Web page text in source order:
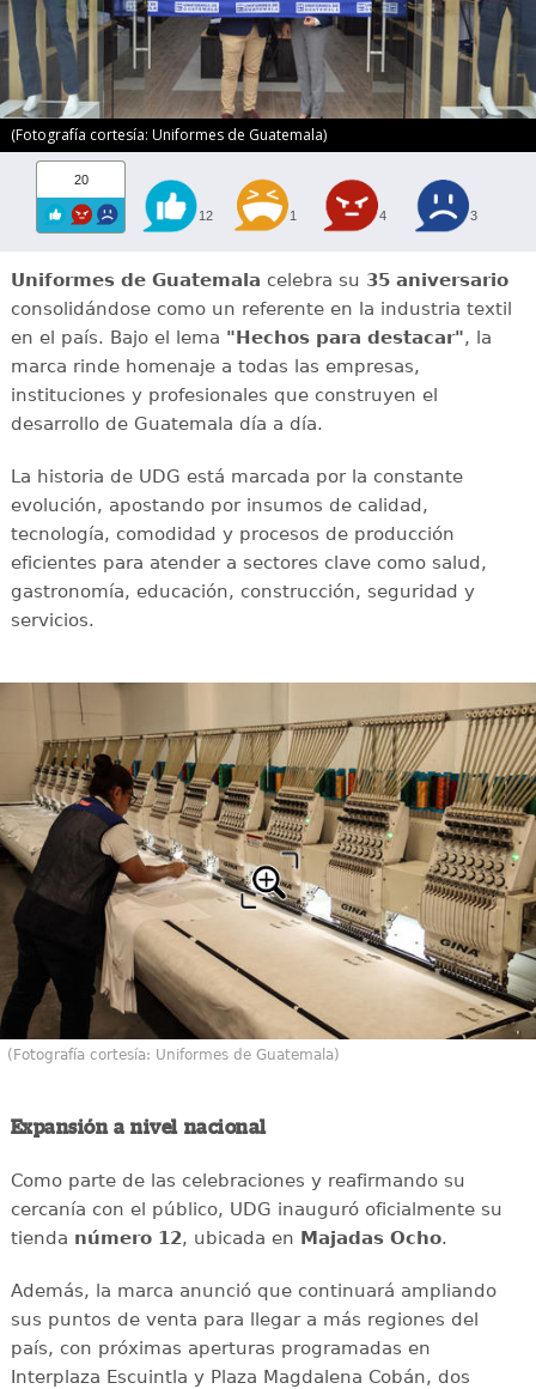
(Fotografía cortesía: Uniformes de Guatemala)
20
12 1 4 3
Uniformes de Guatemala celebra su 35 aniversario
consolidándose como un referente en la industria textil
en el país. Bajo el lema "Hechos para destacar", la
marca rinde homenaje a todas las empresas,
instituciones y profesionales que construyen el
desarrollo de Guatemala día a día.
La historia de UDG está marcada por la constante
evolución, apostando por insumos de calidad,
tecnología, comodidad y procesos de producción
eficientes para atender a sectores clave como salud,
gastronomía, educación, construcción, seguridad y
servicios.
(Fotografía cortesía: Uniformes de Guatemala)
Expansión a nivel nacional
Como parte de las celebraciones y reafirmando su
cercanía con el público, UDG inauguró oficialmente su
tienda número 12, ubicada en Majadas Ocho.
Además, la marca anunció que continuará ampliando
sus puntos de venta para llegar a más regiones del
país, con próximas aperturas programadas en
Interplaza Escuintla y Plaza Magdalena Cobán, dos